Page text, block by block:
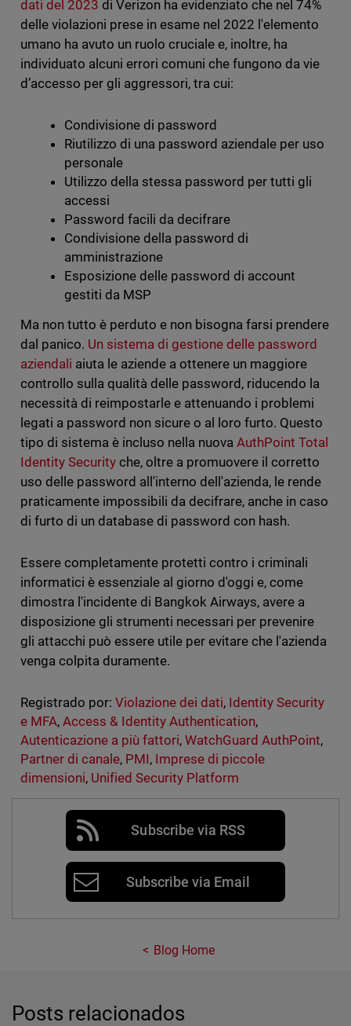
dati del 2023 di Verizon ha evidenziato che nel 74%
delle violazioni prese in esame nel 2022 l'elemento
umano ha avuto un ruolo cruciale e, inoltre, ha
individuato alcuni errori comuni che fungono da vie
d’accesso per gli aggressori, tra cui:
Condivisione di password
Riutilizzo di una password aziendale per uso
personale
Utilizzo della stessa password per tutti gli
accessi
Password facili da decifrare
Condivisione della password di
amministrazione
Esposizione delle password di account
gestiti da MSP
Ma non tutto è perduto e non bisogna farsi prendere
dal panico. Un sistema di gestione delle password
aziendali aiuta le aziende a ottenere un maggiore
controllo sulla qualità delle password, riducendo la
necessità di reimpostarle e attenuando i problemi
legati a password non sicure o al loro furto. Questo
tipo di sistema è incluso nella nuovaAuthPoint Total
Identity Securityche, oltre a promuovere il corretto
uso delle password all'interno dell'azienda, le rende
praticamente impossibili da decifrare, anche in caso
di furto di un database di password con hash.
Essere completamente protetti contro i criminali
informatici è essenziale al giorno d'oggi e, come
dimostra l'incidente di Bangkok Airways, avere a
disposizione gli strumenti necessari per prevenire
gli attacchi può essere utile per evitare che l'azienda
venga colpita duramente.
Registrado por: Violazione dei dati, Identity Security
e MFA, Access & Identity Authentication,
Autenticazione a più fattori, WatchGuard AuthPoint,
Partner di canale, PMI, Imprese di piccole
dimensioni, Unified Security Platform
Subscribe via RSS
Subscribe via Email
Blog Home
Posts relacionados